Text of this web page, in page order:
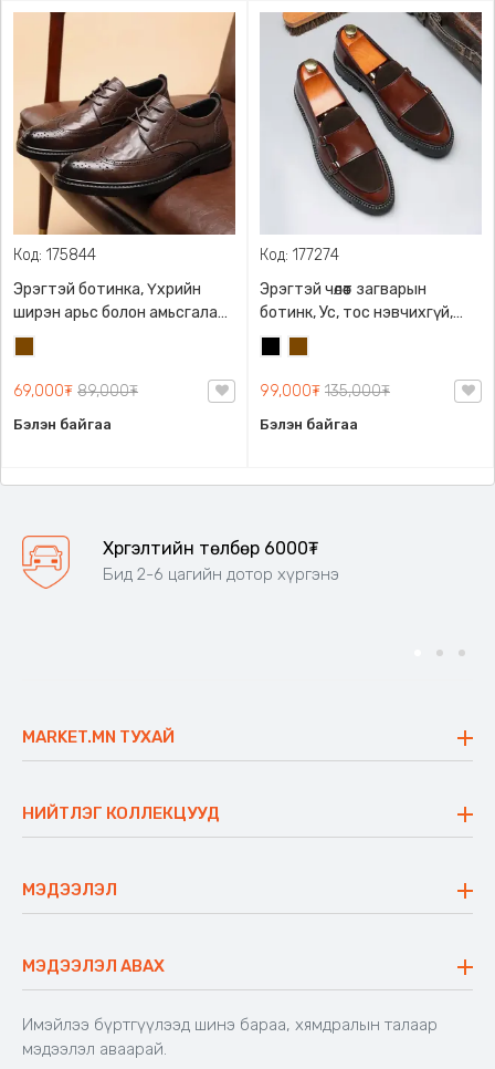
Код: 175844
Эрэгтэй ботинка, Үхрийн
ширэн арьс болон амьсгалах
нүхтэй
69,000₮ 89,000₮
Бэлэн байгаа
Код: 177274
Эрэгтэй чөлөөт загварын
ботинк, Ус, тос нэвчихгүй,
арчлахад хялбар Зөөлөн хөлд
эвтэйхэн PU арьсан гутал
99,000₮ 135,000₮
Бэлэн байгаа
Хүргэлтийн төлбөр 6000₮
Бид 2-6 цагийн дотор хүргэнэ
MARKET.MN ТУХАЙ
Үнэт зүйлс
Ажлын байр
Блог
НИЙТЛЭГ КОЛЛЕКЦУУД
Сүүдрэвч
Аяны ширээ
Аяны түшлэгтэй сандал
МЭДЭЭЛЭЛ
Буцаалтын журам
Захиалга шалгах
Хамтран ажиллах
Холбоо барих
МЭДЭЭЛЭЛ АВАХ
Имэйлээ бүртгүүлээд шинэ бараа, хямдралын талаар
мэдээлэл аваарай.